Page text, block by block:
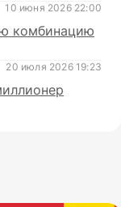
10 июня 2026 22:00
комбинацию
20 июля 2026 19:23